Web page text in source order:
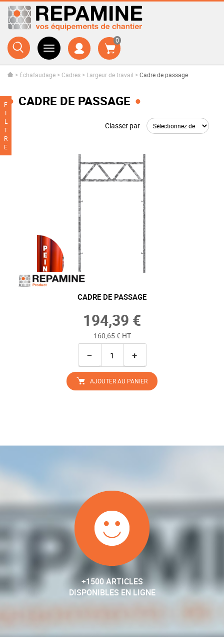
0
F
I
L
T
R
E
> Échafaudage > Cadres > Largeur de travail >Cadre de passage
CADRE DE PASSAGE
Classer par
CADRE DE PASSAGE
194,39 €
160,65 € HT
− +
AJOUTER AU PANIER
+1500 ARTICLES
DISPONIBLES EN LIGNE